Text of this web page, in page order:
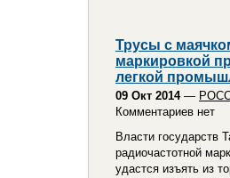
Трусы с
маркировкой
легкой
09 Окт 2014—
Комментариев нет
Власти государств
радиочастотной
удастся изъять из